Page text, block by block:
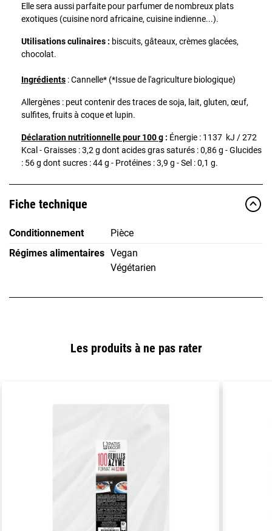
Elle sera aussi parfaite pour parfumer de nombreux plats
exotiques (cuisine nord africaine, cuisine indienne...).
Utilisations culinaires : biscuits, gâteaux, crèmes glacées,
chocolat.
Ingrédients : Cannelle* (*Issue de l'agriculture biologique)
Allergènes : peut contenir des traces de soja, lait, gluten, œuf,
sulfites, fruits à coque et lupin.
Déclaration nutritionnelle pour 100 g : Énergie : 1137 kJ / 272
Kcal - Graisses : 3,2 g dont acides gras saturés : 0,86 g - Glucides
: 56 g dont sucres : 44 g - Protéines : 3,9 g - Sel : 0,1 g.
Fiche technique
Conditionnement
Pièce
Régimes alimentaires Vegan
Végétarien
Les produits à ne pas rater